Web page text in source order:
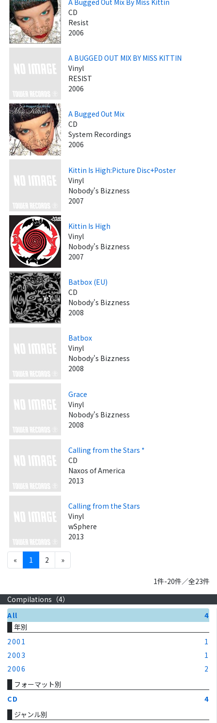
CD
Resist
2006
A BUGGED OUT MIX BY MISS KITTIN
Vinyl
RESIST
2006
A Bugged Out Mix
CD
System Recordings
2006
Kittin Is High:Picture Disc+Poster
Vinyl
Nobody's Bizzness
2007
Kittin Is High
Vinyl
Nobody's Bizzness
2007
Batbox (EU)
CD
Nobody's Bizzness
2008
Batbox
Vinyl
Nobody's Bizzness
2008
Grace
Vinyl
Nobody's Bizzness
2008
Calling from the Stars *
CD
Naxos of America
2013
Calling from the Stars
Vinyl
wSphere
2013
« 1 2 »
1件-20件／全23件
Compilations（4）
All
4
年別
2001
1
2003
1
2006
2
フォーマット別
CD
4
ジャンル別